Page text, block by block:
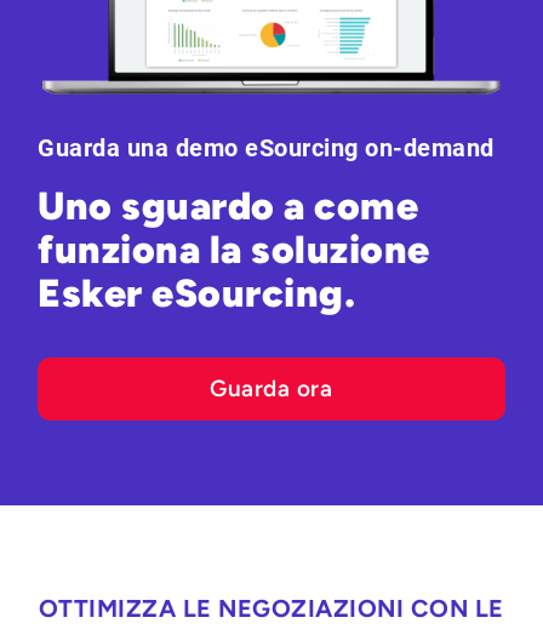
Guarda una demo eSourcing on-demand
Uno sguardo a come
funziona la soluzione
Esker eSourcing.
Guarda ora
OTTIMIZZA LE NEGOZIAZIONI CON LE